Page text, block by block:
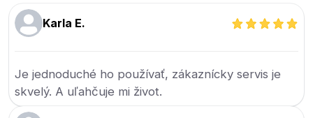
Karla E.
Je jednoduché ho používať, zákaznícky servis je
skvelý. A uľahčuje mi život.